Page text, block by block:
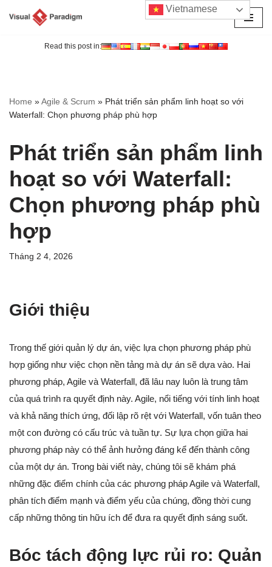
Read this post in:
Home »Agile & Scrum » Phát triển sản phẩm linh hoạt so với
Waterfall: Chọn phương pháp phù hợp
Phát triển sản phẩm linh
hoạt so với Waterfall:
Chọn phương pháp phù
hợp
Tháng 2 4, 2026
Giới thiệu
Trong thế giới quản lý dự án, việc lựa chọn phương pháp phù
hợp giống như việc chọn nền tảng mà dự án sẽ dựa vào. Hai
phương pháp, Agile và Waterfall, đã lâu nay luôn là trung tâm
của quá trình ra quyết định này. Agile, nổi tiếng với tính linh hoạt
và khả năng thích ứng, đối lập rõ rệt với Waterfall, vốn tuân theo
một con đường có cấu trúc và tuần tự. Sự lựa chọn giữa hai
phương pháp này có thể ảnh hưởng đáng kể đến thành công
của một dự án. Trong bài viết này, chúng tôi sẽ khám phá
những đặc điểm chính của các phương pháp Agile và Waterfall,
phân tích điểm mạnh và điểm yếu của chúng, đồng thời cung
cấp những thông tin hữu ích để đưa ra quyết định sáng suốt.
Bóc tách động lực rủi ro: Quản
Vietnamese